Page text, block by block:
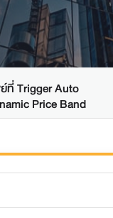
Trigger Auto
Price Band